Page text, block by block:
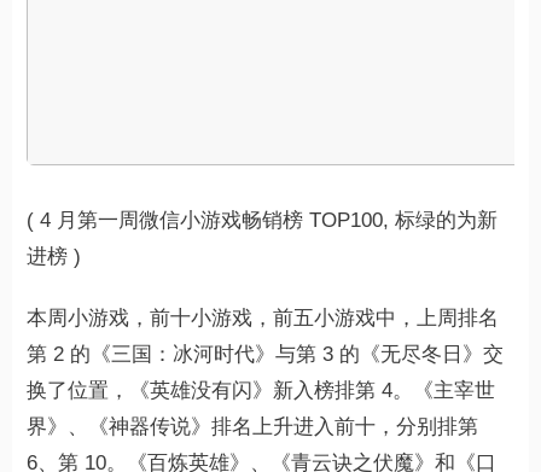
( 4 月第一周微信小游戏畅销榜 TOP100, 标绿的为新
进榜 )
本周小游戏，前十小游戏，前五小游戏中，上周排名
第 2 的《三国：冰河时代》与第 3 的《无尽冬日》交
换了位置，《英雄没有闪》新入榜排第 4。《主宰世
界》、《神器传说》排名上升进入前十，分别排第
6、第 10。《百炼英雄》、《青云诀之伏魔》和《口